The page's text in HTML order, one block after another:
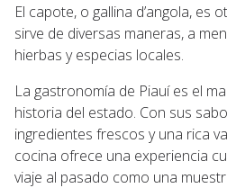
El capote, o gallina d’angola, es
sirve de diversas maneras, a
hierbas y especias locales.
La gastronomía de Piauí es el
historia del estado. Con sus
ingredientes frescos y una rica
cocina ofrece una experiencia
viaje al pasado como una